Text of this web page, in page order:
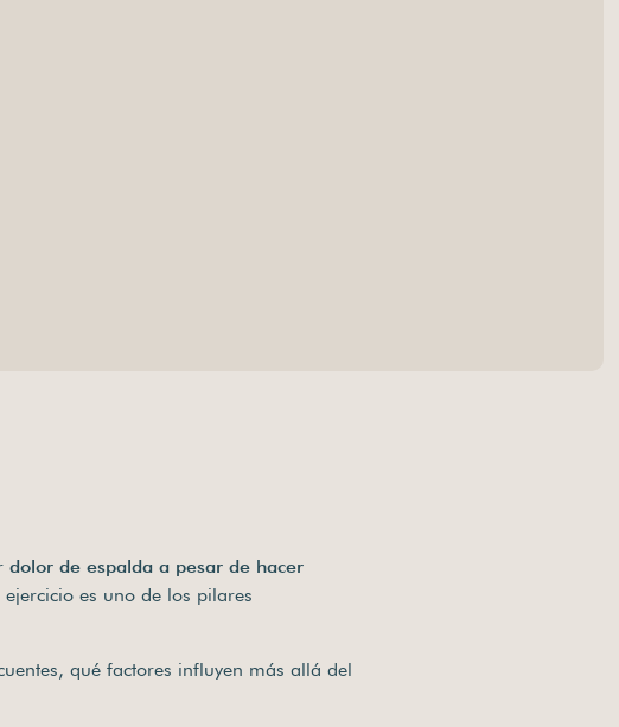
dolor de espalda a pesar de hacer
es uno de los pilares
qué factores influyen más allá del